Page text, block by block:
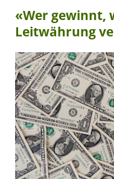
«Wer gewinnt,
Leitwährung